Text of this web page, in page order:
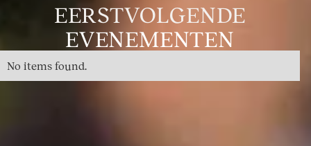
EERSTVOLGENDE
EVENEMENTEN
No items found.